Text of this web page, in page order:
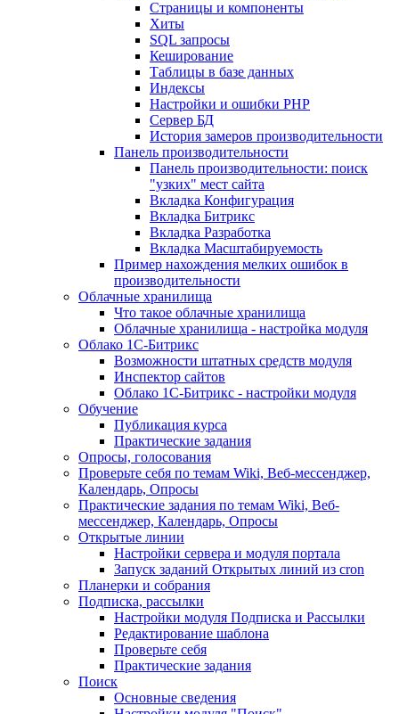
Страницы и компоненты
Хиты
SQL запросы
Кеширование
Таблицы в базе данных
Индексы
Настройки и ошибки PHP
Сервер БД
История замеров производительности
Панель производительности
Панель производительности: поиск
"узких" мест сайта
Вкладка Конфигурация
Вкладка Битрикс
Вкладка Разработка
Вкладка Масштабируемость
Пример нахождения мелких ошибок в
производительности
Облачные хранилища
Что такое облачные хранилища
Облачные хранилища - настройка модуля
Облако 1С-Битрикс
Возможности штатных средств модуля
Инспектор сайтов
Облако 1С-Битрикс - настройки модуля
Обучение
Публикация курса
Практические задания
Опросы, голосования
Проверьте себя по темам Wiki, Веб-мессенджер,
Календарь, Опросы
Практические задания по темам Wiki, Веб-
мессенджер, Календарь, Опросы
Открытые линии
Настройки сервера и модуля портала
Запуск заданий Открытых линий из cron
Планерки и собрания
Подписка, рассылки
Настройки модуля Подписка и Рассылки
Редактирование шаблона
Проверьте себя
Практические задания
Поиск
Основные сведения